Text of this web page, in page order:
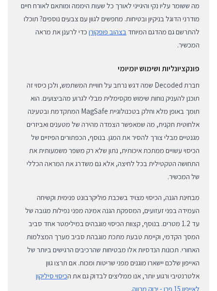
מה ששומר עליו נקי והיגייני לאורך כל שעות היממה ומותאם לאורח חיים
מודרני הדוגל בניקיון ובטיחות. מחפשים לגוון עם צבעים נוספים? תוכלו
להתרשם גם מהדגם המיוחד בצהוב פופקורן כדי לרענן את מראה
המכשיר.
פונקציונליות ושימוש יומיומי
חברת Decoded שמה דגש נרחב על חוויית המשתמש, ולכן כיסוי זה
תוכנן להעניק נוחות שימוש מקסימלית מבלי לגרוע מהביצועים. הוא
תומך באופן מלא וחלק בטכנולוגיית MagSafe המתקדמת ובטעינה
אלחוטית תקנית, מה שמאפשר הצמדה מהירה של מטענים ואביזרים
מגנטיים מבלי צורך להסיר את המגן. בנוסף, הכפתורים הפיזיים של
הכיסוי עשויים ממתכת איכותית, נתון שלא רק משפר משמעותית את
התחושה הטקטילית בכל לחיצה, אלא גם משדרג את המראה הכללי
של המכשיר.
מבחינת הגנה, הכיסוי מצויד בשכבת פוליקרבונט פנימית וקשיחה
העמידה בפני זעזועים, המספקת הגנה אמינה מפני נפילות מגובה של
עד 1.2 מטרים. בנוסף, קצוות הכיסוי מוגבהים במילימטר אחד סביב
המסך הקדמי, וקיימת טבעת מתכת מוגבהת סביב מערך המצלמות
האחורי. תכונות הנדסיות אלו מבטיחות שהרכיבים הרגישים ביותר של
האייפון שלכם יישארו מוגנים מפני שריטות ומכות. אם תרצו גוון
אלטרנטיבי ורגוע יותר, אנו ממליצים לבדוק גם את הכיסוי סיליקון
לאייפון 15 פרו - ירוק מרווה
.